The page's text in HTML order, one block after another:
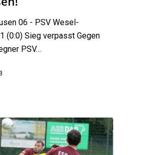
06 - PSV Wesel-
(0:0) Sieg verpasst Gegen
PSV…